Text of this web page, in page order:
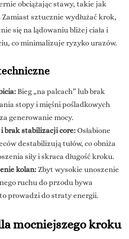
obciążając stawy, takie jak
Zamiast sztucznie wydłużać krok,
się na lądowaniu bliżej ciała i
co minimalizuje ryzyko urazów.
Bieg „na palcach” lub brak
stopy i mięśni pośladkowych
generowanie mocy.
brak stabilizacji core:Osłabione
destabilizują tułów, co obniża
siły i skraca długość kroku.
kolan:Zbyt wysokie unoszenie
ruchu do przodu bywa
prowadzi do straty energii.
mocniejszego kroku